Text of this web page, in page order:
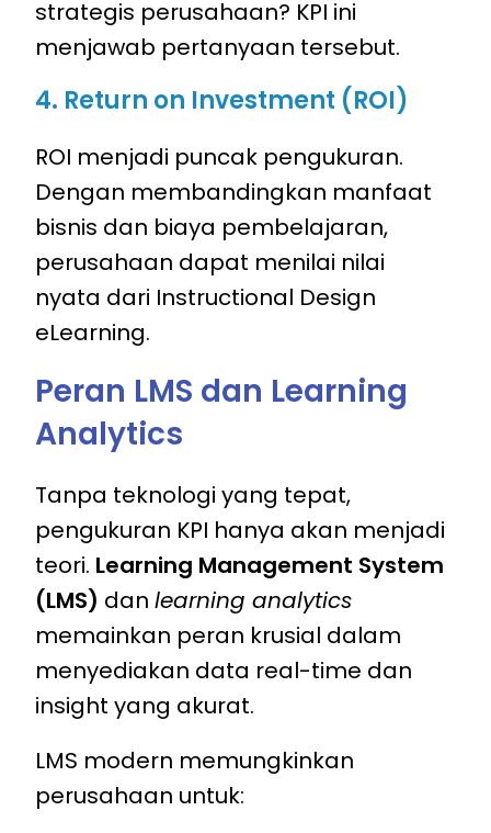
strategis perusahaan? KPI ini
menjawab pertanyaan tersebut.
4. Return on Investment (ROI)
ROI menjadi puncak pengukuran.
Dengan membandingkan manfaat
bisnis dan biaya pembelajaran,
perusahaan dapat menilai nilai
nyata dari Instructional Design
eLearning.
Peran LMS dan Learning
Analytics
Tanpa teknologi yang tepat,
pengukuran KPI hanya akan menjadi
teori. Learning Management System
(LMS) danlearning analytics
memainkan peran krusial dalam
menyediakan data real-time dan
insight yang akurat.
LMS modern memungkinkan
perusahaan untuk: